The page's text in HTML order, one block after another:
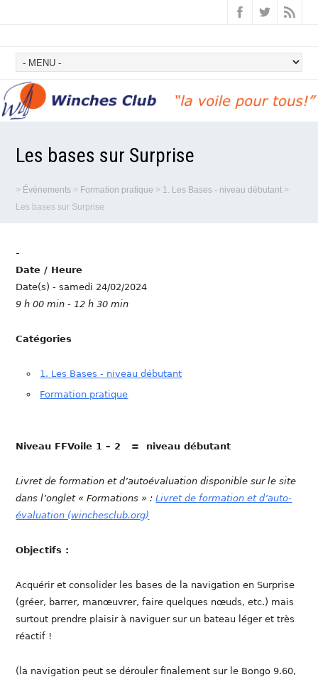
Les bases sur Surprise
> Évènements > Formation pratique > 1. Les Bases - niveau débutant >
Les bases sur Surprise
-
Date / Heure
Date(s) - samedi 24/02/2024
9 h 00 min - 12 h 30 min
Catégories
1. Les Bases - niveau débutant
Formation pratique
Niveau FFVoile 1 – 2 = niveau débutant
Livret de formation et d’autoévaluation disponible sur le site
dans l’onglet « Formations » :Livret de formation et d’auto-
évaluation (winchesclub.org)
Objectifs :
Acquérir et consolider les bases de la navigation en Surprise
(gréer, barrer, manœuvrer, faire quelques nœuds, etc.) mais
surtout prendre plaisir à naviguer sur un bateau léger et très
réactif !
(la navigation peut se dérouler finalement sur le Bongo 9.60,